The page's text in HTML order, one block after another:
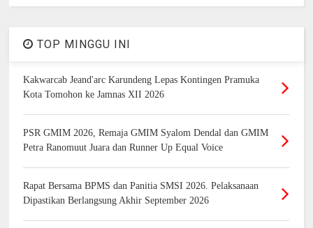
TOP MINGGU INI
Kakwarcab Jeand'arc Karundeng Lepas Kontingen Pramuka
Kota Tomohon ke Jamnas XII 2026
PSR GMIM 2026, Remaja GMIM Syalom Dendal dan GMIM
Petra Ranomuut Juara dan Runner Up Equal Voice
Rapat Bersama BPMS dan Panitia SMSI 2026. Pelaksanaan
Dipastikan Berlangsung Akhir September 2026